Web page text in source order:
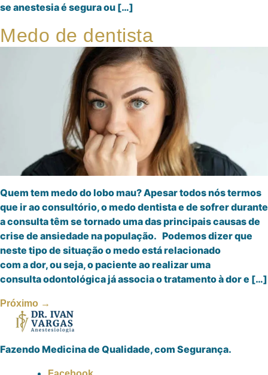
se anestesia é segura ou […]
Medo de dentista
Quem tem medo do lobo mau? Apesar todos nós termos
que ir ao consultório, o medo dentista e de sofrer durante
a consulta têm se tornado uma das principais causas de
crise de ansiedade na população. Podemos dizer que
neste tipo de situação o medo está relacionado
com a dor, ou seja, o paciente ao realizar uma
consulta odontológica já associa o tratamento à dor e […]
Próximo →
Fazendo Medicina de Qualidade, com Segurança.